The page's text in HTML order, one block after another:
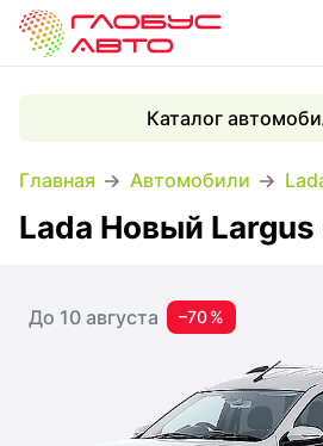
Главная Автомобили
Каталог
Lada Новый Largus
До 10 августа –70 %